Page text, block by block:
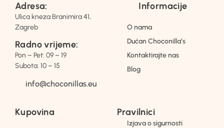
Adresa:
Ulica kneza Branimira 41,
Zagreb
Radno vrijeme:
Pon – Pet: 09 – 19
Subota: 10 – 15
info@choconillas.eu
Informacije
O nama
Dućan Choconilla’s
Kontaktirajte nas
Blog
Kupovina Pravilnici
Izjava o sigurnosti